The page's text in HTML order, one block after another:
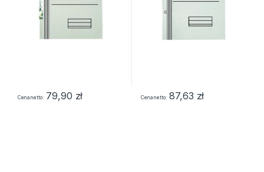
Cena netto 79,90 zł Cena netto 87,63 zł